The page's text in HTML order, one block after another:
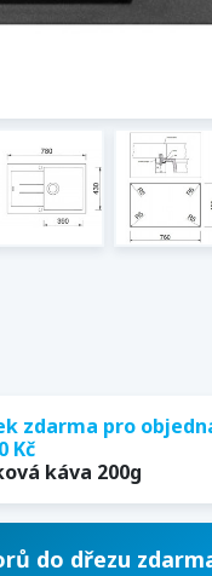
zdarma pro
Kč
káva 200g
do dřezu